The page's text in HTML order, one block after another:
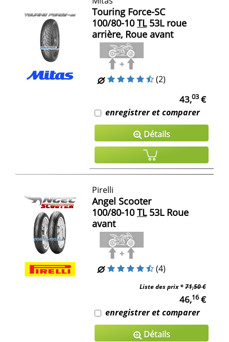
Touring Force-SC
100/80-10 TL53L roue
arrière, Roue avant
(2)
43,03€
enregistrer et comparer
Détails
Pirelli
Angel Scooter
100/80-10 TL53L Roue
avant
(4)
Liste des prix *71,50 €
46,16€
enregistrer et comparer
Détails